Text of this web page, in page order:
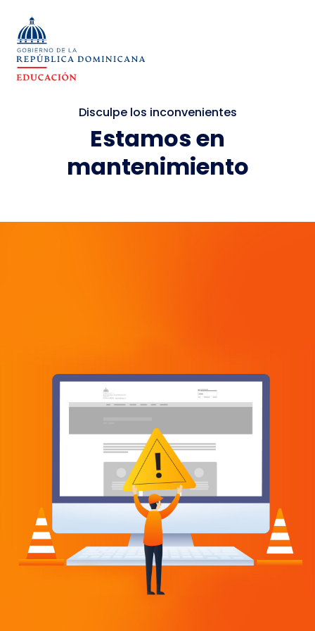
Disculpe los inconvenientes
Estamos en
mantenimiento